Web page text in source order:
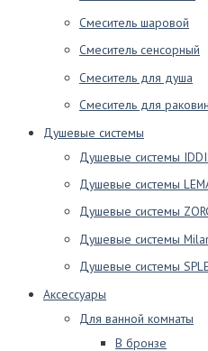
Смеситель шаровой
Смеситель сенсорный
Смеситель для душа
Смеситель для
Душевые системы
Душевые системы
Душевые системы
Душевые системы
Душевые системы
Душевые системы
Аксессуары
Для ванной комнаты
В бронзе